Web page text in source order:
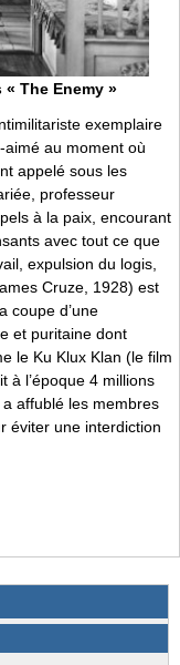
The Enemy »
exemplaire
au moment où
appelé sous les
professeur
à la paix, encourant
avec tout ce que
expulsion du logis,
Cruze, 1928) est
coupe d’une
et puritaine dont
le Ku Klux Klan (le film
à l’époque 4 millions
affublé les membres
éviter une interdiction